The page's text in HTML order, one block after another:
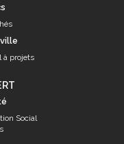
à projets
Social